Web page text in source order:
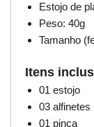
Estojo de
Peso: 40g
Tamanho
Itens
01 estojo
03 alfinetes
01 pinça